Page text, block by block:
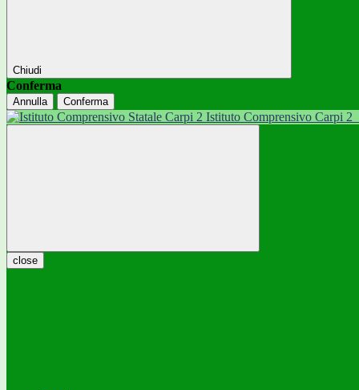
Chiudi
Conferma
Annulla Conferma
Istituto Comprensivo Carpi 2
close